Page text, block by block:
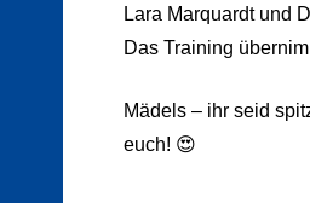
Lara Marquardt und
Das Training
Mädels – ihr seid
euch! 😍